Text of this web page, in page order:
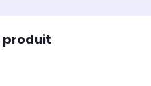
produit